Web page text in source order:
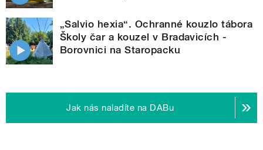
„Salvio hexia“. Ochranné kouzlo tábora
Školy čar a kouzel v Bradavicích -
Borovnici na Staropacku
Jak nás naladíte na DABu